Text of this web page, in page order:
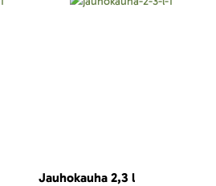
Jauhokauha 2,3 l